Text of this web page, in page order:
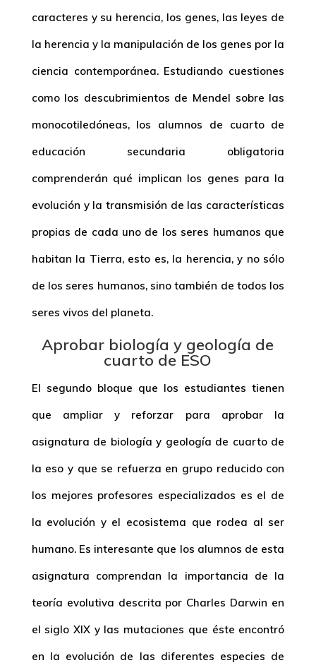
caracteres y su herencia, los genes, las leyes de
la herencia y la manipulación de los genes por la
ciencia contemporánea. Estudiando cuestiones
como los descubrimientos de Mendel sobre las
monocotiledóneas, los alumnos de cuarto de
educación secundaria obligatoria
comprenderán qué implican los genes para la
evolución y la transmisión de las características
propias de cada uno de los seres humanos que
habitan la Tierra, esto es, la herencia, y no sólo
de los seres humanos, sino también de todos los
seres vivos del planeta.
Aprobar biología y geología de
cuarto de ESO
El segundo bloque que los estudiantes tienen
que ampliar y reforzar para aprobar la
asignatura de biología y geología de cuarto de
la eso y que se refuerza en grupo reducido con
los mejores profesores especializados es el de
la evolución y el ecosistema que rodea al ser
humano. Es interesante que los alumnos de esta
asignatura comprendan la importancia de la
teoría evolutiva descrita por Charles Darwin en
el siglo XIX y las mutaciones que éste encontró
en la evolución de las diferentes especies de